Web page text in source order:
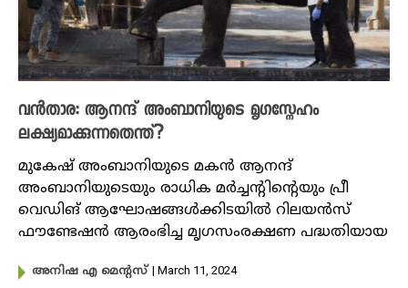
വൻതാര: ആനന്ദ് അംബാനിയുടെ മൃഗസ്നേഹം
ലക്ഷ്യമാക്കുന്നതെന്ത്?
മുകേഷ് അംബാനിയുടെ മകൻ ആനന്ദ്
അംബാനിയുടെയും രാധിക മർച്ചൻ്റിൻ്റെയും പ്രീ
വെഡിങ് ആഘോഷങ്ങൾക്കിടയിൽ റിലയൻസ്
ഫൗണ്ടേഷൻ ആരംഭിച്ച മൃഗസംരക്ഷണ പദ്ധതിയായ
അനിഷ എ മെന്റസ് | March 11, 2024